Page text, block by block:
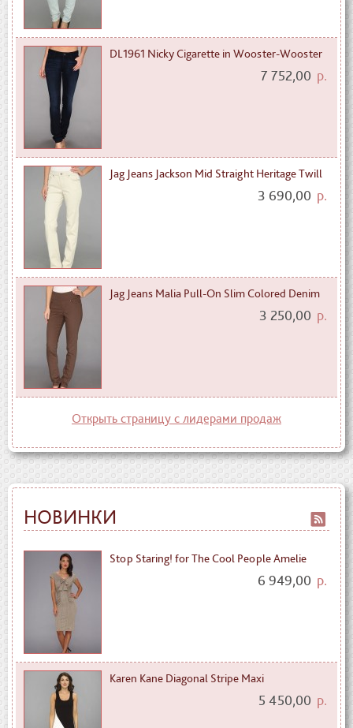
DL1961 Nicky Cigarette in Wooster-Wooster
7 752,00 р.
Jag Jeans Jackson Mid Straight Heritage Twill
3 690,00 р.
Jag Jeans Malia Pull-On Slim Colored Denim
3 250,00 р.
Открыть страницу с лидерами продаж
НОВИНКИ
Stop Staring! for The Cool People Amelie
6 949,00 р.
Karen Kane Diagonal Stripe Maxi
5 450,00 р.